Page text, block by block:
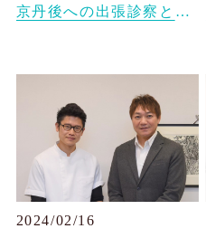
京丹後への出張診察と、富山市への往診
2024/02/16